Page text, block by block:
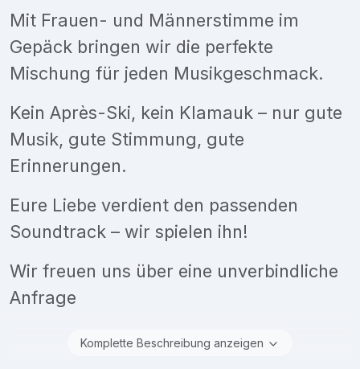
Mit Frauen- und Männerstimme im
Gepäck bringen wir die perfekte
Mischung für jeden Musikgeschmack.
Kein Après-Ski, kein Klamauk – nur gute
Musik, gute Stimmung, gute
Erinnerungen.
Eure Liebe verdient den passenden
Soundtrack – wir spielen ihn!
Wir freuen uns über eine unverbindliche
Anfrage
Komplette Beschreibung anzeigen